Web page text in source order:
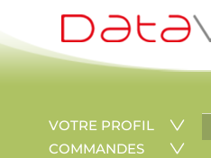
VOTRE PROFIL
COMMANDES